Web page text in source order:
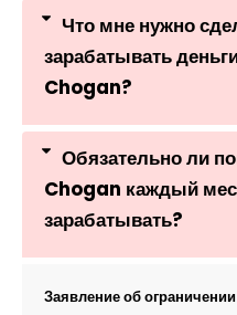
Что мне нужно
зарабатывать
Chogan?
Обязательно ли
Chogan каждый
зарабатывать?
Заявление об